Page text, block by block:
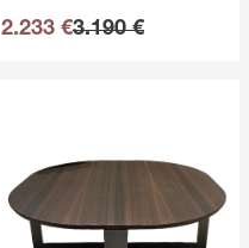
2.233 €3.190 €